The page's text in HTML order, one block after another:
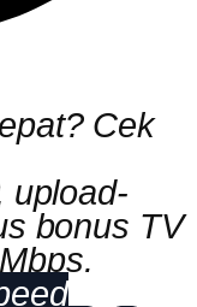
Cek
upload-
bonus TV